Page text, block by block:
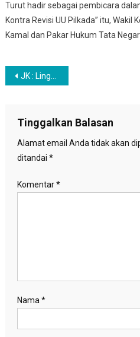
Turut hadir sebagai pembicara
Kontra Revisi UU Pilkada” itu, Wakil
Kamal dan Pakar Hukum Tata
Navigasi
JK : Lingkungan Hidup tak sekedar Hutan
Tinggalkan Balasan
Alamat email Anda tidak akan
ditandai *
Komentar*
Nama *